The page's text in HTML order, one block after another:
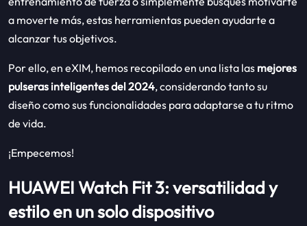
a moverte más, estas herramientas pueden ayudarte a
alcanzar tus objetivos.
Por ello, en eXIM, hemos recopilado en una lista las mejores
pulseras inteligentes del 2024, considerando tanto su
diseño como sus funcionalidades para adaptarse a tu ritmo
de vida.
¡Empecemos!
HUAWEI Watch Fit 3: versatilidad y
estilo en un solo dispositivo